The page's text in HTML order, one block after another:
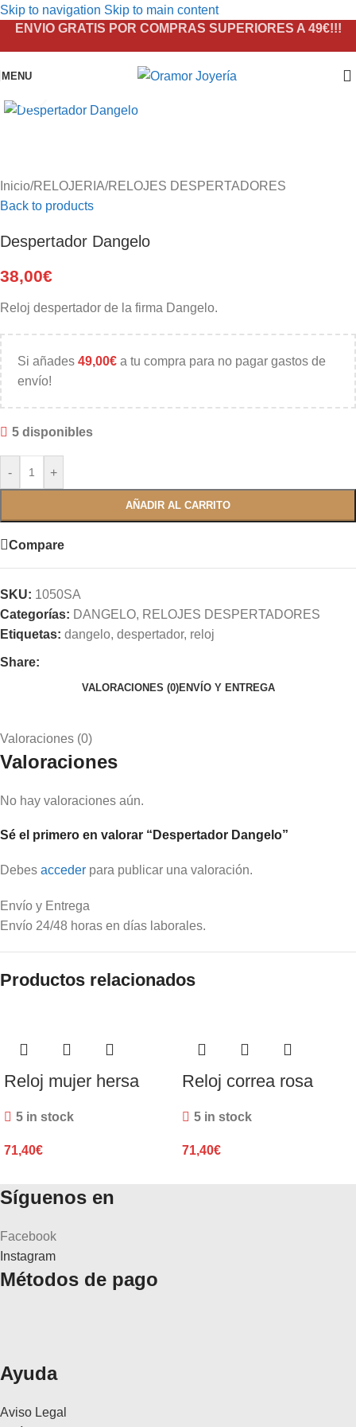
Skip to navigation Skip to main content
ENVIO GRATIS POR COMPRAS SUPERIORES A 49€!!!
MENU
Inicio/RELOJERIA/RELOJES DESPERTADORES
Back to products
Despertador Dangelo
38,00€
Reloj despertador de la firma Dangelo.
Si añades 49,00€ a tu compra para no pagar gastos de
envío!
5 disponibles
- +
AÑADIR AL CARRITO
Compare
SKU: 1050SA
Categorías: DANGELO, RELOJES DESPERTADORES
Etiquetas: dangelo, despertador, reloj
Share:
VALORACIONES (0)ENVÍO Y ENTREGA
Valoraciones (0)
Valoraciones
No hay valoraciones aún.
Sé el primero en valorar “Despertador Dangelo”
Debes acceder para publicar una valoración.
Envío y Entrega
Envío 24/48 horas en días laborales.
Productos relacionados
Reloj mujer hersa
5 in stock
71,40€
Reloj correa rosa
5 in stock
71,40€
Síguenos en
Facebook
Instagram
Métodos de pago
Ayuda
Aviso Legal